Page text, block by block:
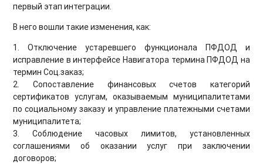
первый этап интеграции.
В него вошли такие изменения, как:
1. Отключение устаревшего функционала ПФДОД и
исправление в интерфейсе Навигатора термина ПФДОД на
термин Соц.заказ;
2. Сопоставление финансовых счетов категорий
сертификатов услугам, оказываемым муниципалитетами
по социальному заказу и управление платежными счетами
муниципалитета;
3. Соблюдение часовых лимитов, установленных
соглашениями об оказании услуг при заключении
договоров;